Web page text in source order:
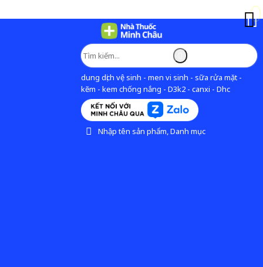
dung dịch vệ sinh - men vi sinh - sữa rửa mặt -
kẽm - kem chống nắng - D3k2 - canxi - Dhc
Nhập tên sản phẩm, Danh mục